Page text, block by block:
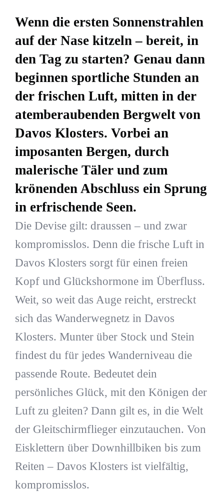
Wenn die ersten Sonnenstrahlen
auf der Nase kitzeln – bereit, in
den Tag zu starten? Genau dann
beginnen sportliche Stunden an
der frischen Luft, mitten in der
atemberaubenden Bergwelt von
Davos Klosters. Vorbei an
imposanten Bergen, durch
malerische Täler und zum
krönenden Abschluss ein Sprung
in erfrischende Seen.
Die Devise gilt: draussen – und zwar
kompromisslos. Denn die frische Luft in
Davos Klosters sorgt für einen freien
Kopf und Glückshormone im Überfluss.
Weit, so weit das Auge reicht, erstreckt
sich das Wanderwegnetz in Davos
Klosters. Munter über Stock und Stein
findest du für jedes Wanderniveau die
passende Route. Bedeutet dein
persönliches Glück, mit den Königen der
Luft zu gleiten? Dann gilt es, in die Welt
der Gleitschirmflieger einzutauchen. Von
Eisklettern über Downhillbiken bis zum
Reiten – Davos Klosters ist vielfältig,
kompromisslos.